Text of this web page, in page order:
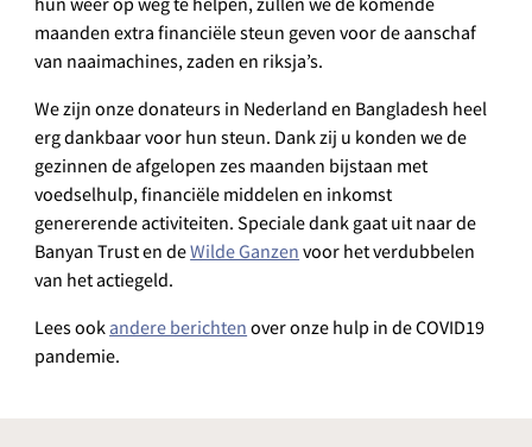
maanden extra financiële steun geven voor de aanschaf
van naaimachines, zaden en riksja’s.
We zijn onze donateurs in Nederland en Bangladesh heel
erg dankbaar voor hun steun. Dank zij u konden we de
gezinnen de afgelopen zes maanden bijstaan met
voedselhulp, financiële middelen en inkomst
genererende activiteiten. Speciale dank gaat uit naar de
Banyan Trust en deWilde Ganzen voor het verdubbelen
van het actiegeld.
Lees ook andere berichten over onze hulp in de COVID19
pandemie.